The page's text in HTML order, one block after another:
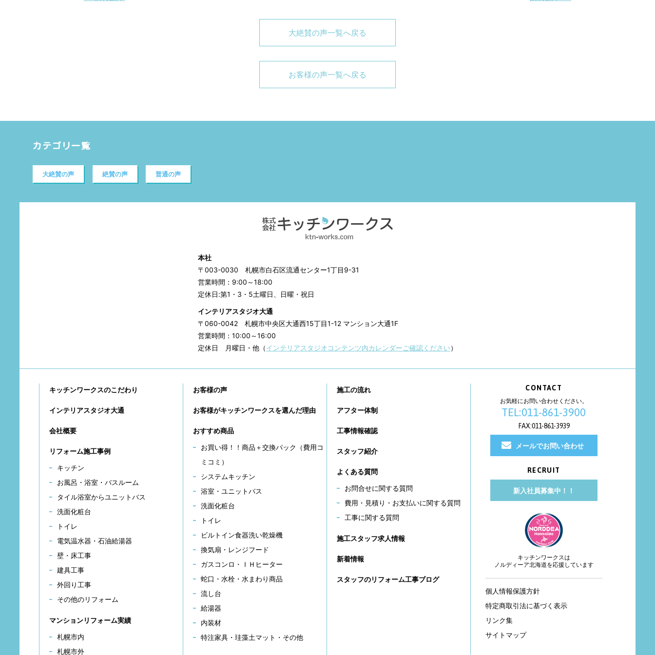
大絶賛の声一覧へ戻る
お客様の声一覧へ戻る
カテゴリ一覧
大絶賛の声 絶賛の声 普通の声
本社
〒003-0030 札幌市白石区流通センター1丁目9-31
営業時間：9:00～18:00
定休日:第1・3・5土曜日、日曜・祝日
インテリアスタジオ大通
〒060-0042 札幌市中央区大通西15丁目1-12 マンション大通1F
営業時間：10:00～16:00
定休日 月曜日・他（インテリアスタジオコンテンツ内カレンダーご確認ください）
キッチンワークスのこだわり
インテリアスタジオ大通
会社概要
リフォーム施工事例
キッチン
お風呂・浴室・バスルーム
タイル浴室からユニットバス
洗面化粧台
トイレ
電気温水器・石油給湯器
壁・床工事
建具工事
外回り工事
その他のリフォーム
マンションリフォーム実績
札幌市内
札幌市外
お客様の声
お客様がキッチンワークスを選んだ理由
おすすめ商品
お買い得！！商品＋交換パック（費用コ
ミコミ）
システムキッチン
浴室・ユニットバス
洗面化粧台
トイレ
ビルトイン食器洗い乾燥機
換気扇・レンジフード
ガスコンロ・ＩＨヒーター
蛇口・水栓・水まわり商品
流し台
給湯器
内装材
特注家具・珪藻土マット・その他
施工の流れ
アフター体制
工事情報確認
スタッフ紹介
よくある質問
お問合せに関する質問
費用・見積り・お支払いに関する質問
工事に関する質問
施工スタッフ求人情報
新着情報
スタッフのリフォーム工事ブログ
CONTACT
お気軽にお問い合わせください。
TEL:011-861-3900
FAX:011-861-3939
メールでお問い合わせ
RECRUIT
新入社員募集中！！
キッチンワークスは
ノルディーア北海道を応援しています
個人情報保護方針
特定商取引法に基づく表示
リンク集
サイトマップ